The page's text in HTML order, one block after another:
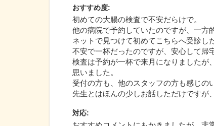
おすすめ度:
初めての大腸の検査で不安だらけで。
他の病院で予約していたのですが、一方
ネットで見つけて初めてこちらへ受診し
不安で一杯だったのですが、安心して帰
検査は予約が一杯で来月になりましたが
思いました。
受付の方も、他のスタッフの方も感じの
先生とはほんの少しお話しただけですが
対応: